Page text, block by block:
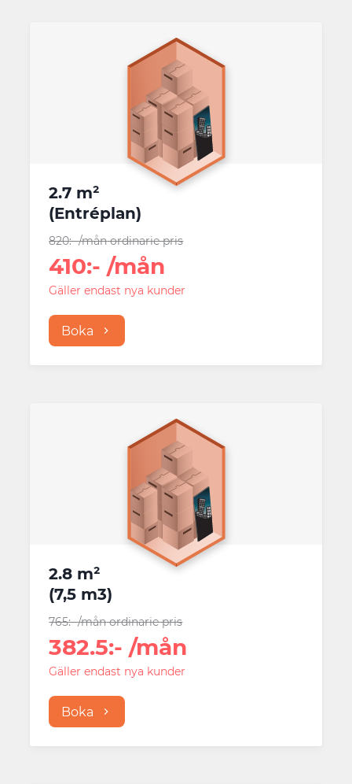
2.7 m²
(Entréplan)
820:-/månordinarie pris
410:- /mån
Gäller endast nya kunder
Boka
2.8 m²
(7,5 m3)
765:-/månordinarie pris
382.5:- /mån
Gäller endast nya kunder
Boka